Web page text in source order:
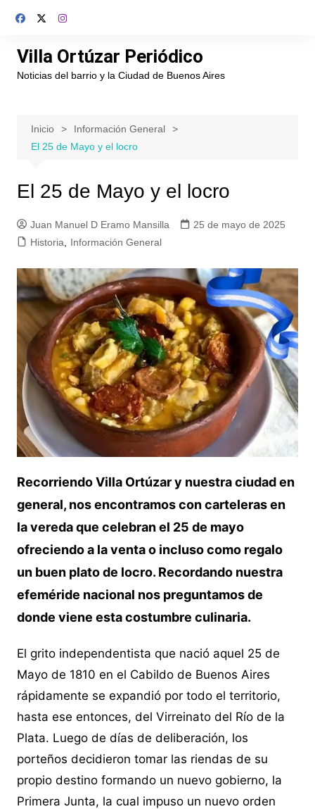
Villa Ortúzar Periódico
Noticias del barrio y la Ciudad de Buenos Aires
Inicio
Información General
El 25 de Mayo y el locro
El 25 de Mayo y el locro
Juan Manuel D Eramo Mansilla
25 de mayo de 2025
Historia
Información General
Recorriendo Villa Ortúzar y nuestra ciudad en
general, nos encontramos con carteleras en
la vereda que celebran el 25 de mayo
ofreciendo a la venta o incluso como regalo
un buen plato de locro. Recordando nuestra
efeméride nacional nos preguntamos de
donde viene esta costumbre culinaria.
El grito independentista que nació aquel 25 de
Mayo de 1810 en el Cabildo de Buenos Aires
rápidamente se expandió por todo el territorio,
hasta ese entonces, del Virreinato del Río de la
Plata. Luego de días de deliberación, los
porteños decidieron tomar las riendas de su
propio destino formando un nuevo gobierno, la
Primera Junta, la cual impuso un nuevo orden